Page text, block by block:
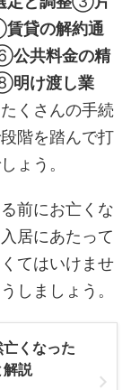
賃貸の解約通
公共料金の精
明け渡し業
くさんの手続
階を踏んで打
ょう。
前にお亡くな
居にあたって
てはいけませ
しましょう。
くなった
解説